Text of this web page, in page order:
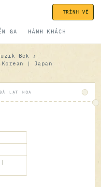
GA HÀNH KHÁCH
TRÌNH VÉ
Bok ♪
| Japan
LẠT HOA